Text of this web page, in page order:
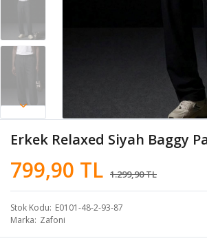
Erkek Relaxed Siyah Baggy
799,90 TL 1.299,90 TL
Stok Kodu E0101-48-2-93-87
Marka Zafoni